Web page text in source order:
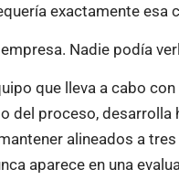
exactamente esa
Nadie podía
que lleva a cabo
del proceso,
alineados a
aparece en una